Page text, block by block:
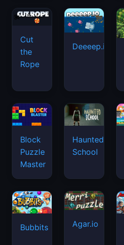
Cut
the
Rope
Deeeep.io
Block
Puzzle
Master
Haunted
School
Bubbits Agar.io